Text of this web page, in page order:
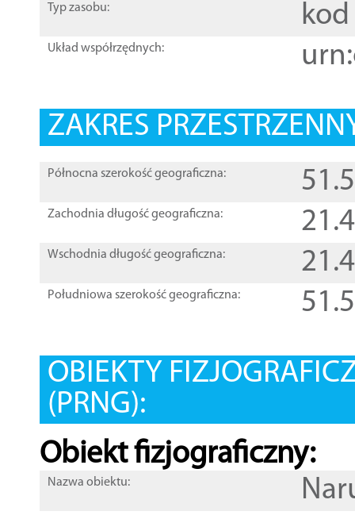
Typ zasobu: kod
Układ współrzędnych:
ZAKRES
Północna szerokość geograficzna:
Zachodnia długość geograficzna:
Wschodnia długość geograficzna:
Południowa szerokość geograficzna:
OBIEKTY
(PRNG):
Obiekt fizjograficzny:
Nazwa obiektu: